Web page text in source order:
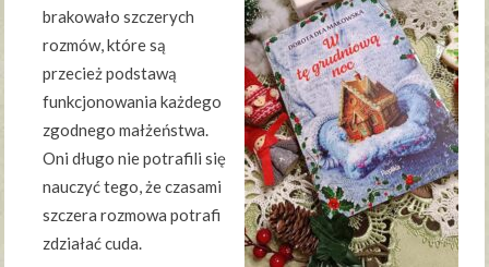
brakowało szczerych
rozmów, które są
przecież podstawą
funkcjonowania każdego
zgodnego małżeństwa.
Oni długo nie potrafili się
nauczyć tego, że czasami
szczera rozmowa potrafi
zdziałać cuda.